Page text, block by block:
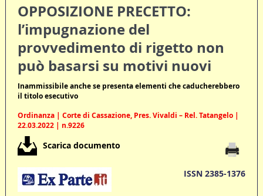
OPPOSIZIONE PRECETTO:
l’impugnazione del
provvedimento di rigetto non
può basarsi su motivi nuovi
Inammissibile anche se presenta elementi che caducherebbero
il titolo esecutivo
Ordinanza | Corte di Cassazione, Pres. Vivaldi – Rel. Tatangelo |
22.03.2022 | n.9226
Scarica documento
ISSN 2385-1376